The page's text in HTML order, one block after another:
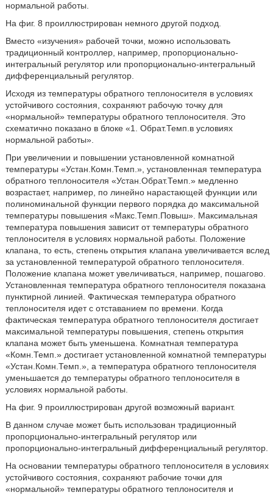
нормальной работы.
На фиг. 8 проиллюстрирован немного другой подход.
Вместо «изучения» рабочей точки, можно использовать
традиционный контроллер, например, пропорционально-
интегральный регулятор или пропорционально-интегральный
дифференциальный регулятор.
Исходя из температуры обратного теплоносителя в условиях
устойчивого состояния, сохраняют рабочую точку для
«нормальной» температуры обратного теплоносителя. Это
схематично показано в блоке «1. Обрат.Темп.в условиях
нормальной работы».
При увеличении и повышении установленной комнатной
температуры «Устан.Комн.Темп.», установленная температура
обратного теплоносителя «Устан.Обрат.Темп.» медленно
возрастает, например, по линейно нарастающей функции или
полиноминальной функции первого порядка до максимальной
температуры повышения «Макс.Темп.Повыш». Максимальная
температура повышения зависит от температуры обратного
теплоносителя в условиях нормальной работы. Положение
клапана, то есть, степень открытия клапана увеличивается вслед
за установленной температурой обратного теплоносителя.
Положение клапана может увеличиваться, например, пошагово.
Установленная температура обратного теплоносителя показана
пунктирной линией. Фактическая температура обратного
теплоносителя идет с отставанием по времени. Когда
фактическая температура обратного теплоносителя достигает
максимальной температуры повышения, степень открытия
клапана может быть уменьшена. Комнатная температура
«Комн.Темп.» достигает установленной комнатной температуры
«Устан.Комн.Темп.», а температура обратного теплоносителя
уменьшается до температуры обратного теплоносителя в
условиях нормальной работы.
На фиг. 9 проиллюстрирован другой возможный вариант.
В данном случае может быть использован традиционный
пропорционально-интегральный регулятор или
пропорционально-интегральный дифференциальный регулятор.
На основании температуры обратного теплоносителя в условиях
устойчивого состояния, сохраняют рабочие точки для
«нормальной» температуры обратного теплоносителя и